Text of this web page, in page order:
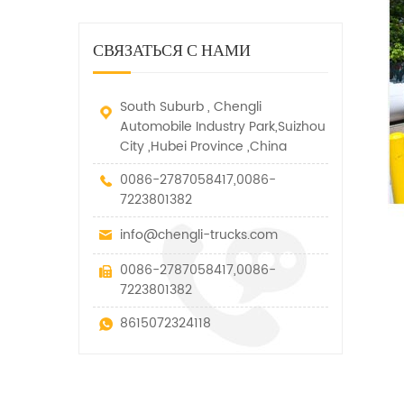
транспортные средства.
специальных транспортных
средств, которые допускаются
параметров этого вида
вытягивание и подъем тяги.
СВЯЗАТЬСЯ С НАМИ
South Suburb , Chengli
Automobile Industry Park,Suizhou
City ,Hubei Province ,China
0086-2787058417,0086-
7223801382
info@chengli-trucks.com
0086-2787058417,0086-
7223801382
8615072324118